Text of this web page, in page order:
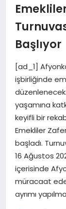
EĞITIM
EKONOMI
MAGAZIN
SAĞLIK
Başlıyor
[ad_1]
işbirliğinde
yaşamına
keyifli bir
Emekliler
başladı.
16 Ağustos
içerisinde
müracaat
ayrımı